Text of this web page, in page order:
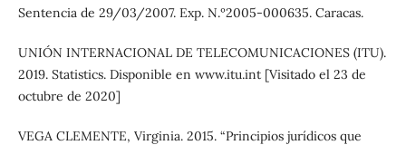
Sentencia de 29/03/2007. Exp. N.º2005-000635. Caracas.
UNIÓN INTERNACIONAL DE TELECOMUNICACIONES (ITU).
2019. Statistics. Disponible en www.itu.int [Visitado el 23 de
octubre de 2020]
VEGA CLEMENTE, Virginia. 2015. “Principios jurídicos que